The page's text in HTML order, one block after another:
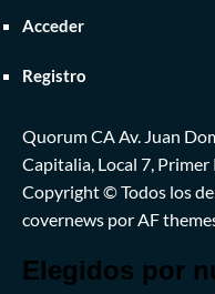
Acceder
Registro
Quorum CA Av. Juan
Capitalia, Local 7, Primer
Copyright © Todos los
covernews por AF
Elegidos por